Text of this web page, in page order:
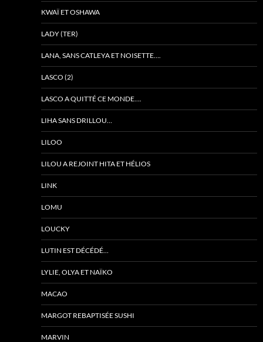
KWAÏ ET OSHAWA
LADY (TER)
LANA, SANS CATLEYA ET NOISETTE….
LASCO (2)
LASCO A QUITTÉ CE MONDE….
LIHA SANS DRILLOU…
LILOO
LILOU A REJOINT HITA ET HÉLIOS
LINK
LOMU
LOUCKY
LUTIN EST DÉCÉDÉ…
LYLIE, OLYA ET NAÏKO
MACAO
MARGOT REBAPTISÉE SUSHI
MARVIN